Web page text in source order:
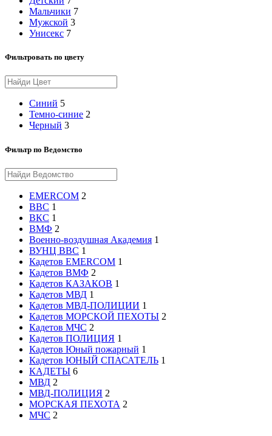
Мальчики 7
Мужской 3
Унисекс 7
Фильтровать по цвету
Синий 5
Темно-синие 2
Черный 3
Фильтр по Ведомство
EMERCOM 2
ВВС 1
ВКС 1
ВМФ 2
Военно-воздушная Академия 1
ВУНЦ ВВС 1
Кадетов EMERCOM 1
Кадетов ВМФ 2
Кадетов КАЗАКОВ 1
Кадетов МВД 1
Кадетов МВД-ПОЛИЦИИ 1
Кадетов МОРСКОЙ ПЕХОТЫ 2
Кадетов МЧС 2
Кадетов ПОЛИЦИЯ 1
Кадетов Юный пожарный 1
Кадетов ЮНЫЙ СПАСАТЕЛЬ 1
КАДЕТЫ 6
МВД 2
МВД-ПОЛИЦИЯ 2
МОРСКАЯ ПЕХОТА 2
МЧС 2